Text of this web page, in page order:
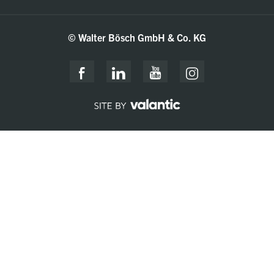
© Walter Bösch GmbH & Co. KG